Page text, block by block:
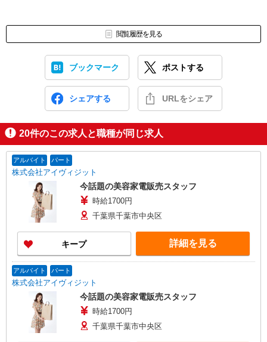
閲覧履歴を見る
ブックマーク ポストする
シェアする URLをシェア
20件のこの求人と職種が同じ求人
アルバイト パート
株式会社アイヴィジット
今話題の美容家電販売スタッフ
時給1700円
千葉県千葉市中央区
キープ 詳細を見る
アルバイト パート
株式会社アイヴィジット
今話題の美容家電販売スタッフ
時給1700円
千葉県千葉市中央区